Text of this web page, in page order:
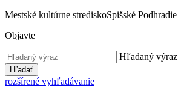
Mestské kultúrne strediskoSpišské Podhradie
Objavte
Hľadaný výraz
Hľadať
rozšírené vyhľadávanie